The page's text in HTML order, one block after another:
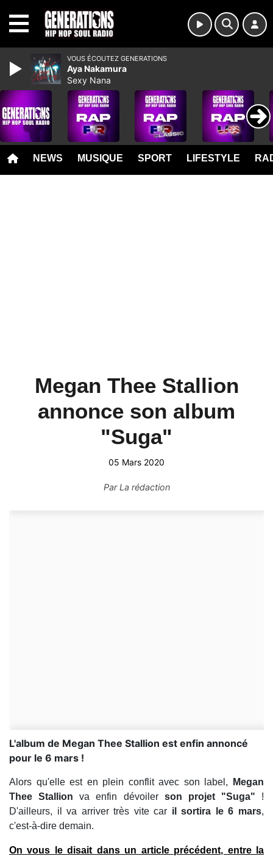
NEWS MUSIQUE SPORT LIFESTYLE
Megan Thee Stallion
annonce son album
"Suga"
05 Mars 2020
ParLa rédaction
L'album de Megan Thee Stallion est enfin annoncé
pour le 6 mars !
Alors qu'elle est en plein conflit avec son label,
Megan
Thee Stallion va enfin dévoiler son projet "Suga" !
D'ailleurs, il va arriver très vite car il sortira le 6 mars,
c'est-à-dire demain.
On vous le disait dans un article précédent, entre la
VOUS ÉCOUTEZ GENERATIONS
Aya Nakamura
Sexy Nana